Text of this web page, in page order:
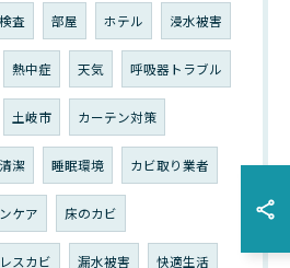
査 部屋 ホテル 浸水被害
熱中症 天気 呼吸器トラブル
土岐市 カーテン対策
潔 睡眠環境 カビ取り業者
ケア 床のカビ
スカビ 漏水被害 快適生活